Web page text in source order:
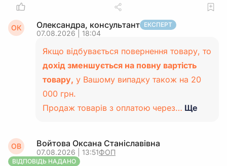
ОК Олександра, консультант ЕКСПЕРТ
07.08.2026 | 18:04
Якщо відбувається повернення товару, то
дохід зменшується на повну вартість
товару, у Вашому випадку також на 20
000 грн.
Продаж товарів з оплатою через… Ще
ОВ Войтова Оксана Станіславівна
07.08.2026 | 13:51ФОП
ВІДПОВІДЬ НАДАНО